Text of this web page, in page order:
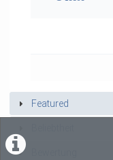
Featured